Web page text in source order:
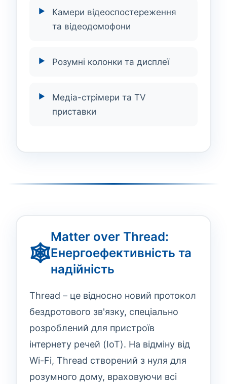
Камери відеоспостереження
та відеодомофони
Розумні колонки та дисплеї
Медіа-стрімери та TV
приставки
🕸️
Matter over Thread:
Енергоефективність та
надійність
Thread – це відносно новий протокол
бездротового зв'язку, спеціально
розроблений для пристроїв
інтернету речей (IoT). На відміну від
Wi-Fi, Thread створений з нуля для
розумного дому, враховуючи всі